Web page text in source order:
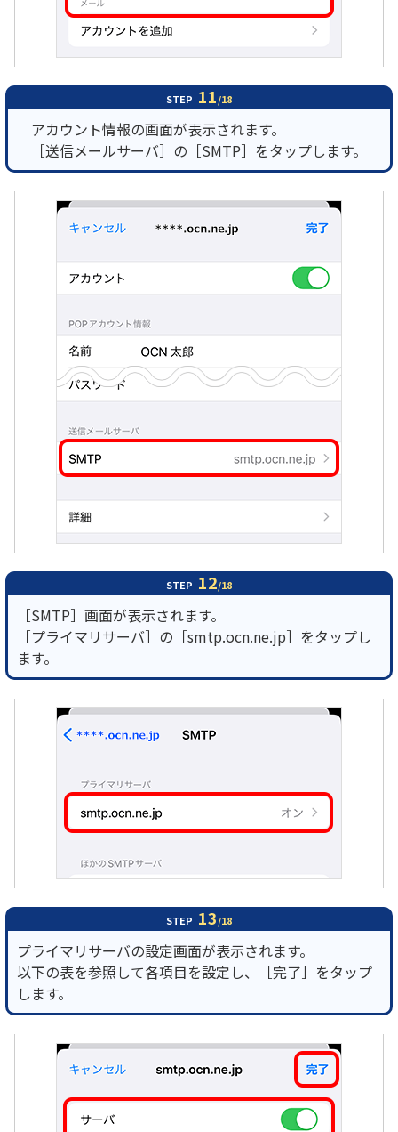
STEP 11/18
アカウント情報の画面が表示されます。
［送信メールサーバ］の［SMTP］をタップします。
STEP 12/18
［SMTP］画面が表示されます。
［プライマリサーバ］の［smtp.ocn.ne.jp］をタップし
ます。
STEP 13/18
プライマリサーバの設定画面が表示されます。
以下の表を参照して各項目を設定し、［完了］をタップ
します。